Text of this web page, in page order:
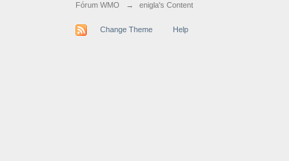
Fórum WMO → enigla's Content
Change Theme Help